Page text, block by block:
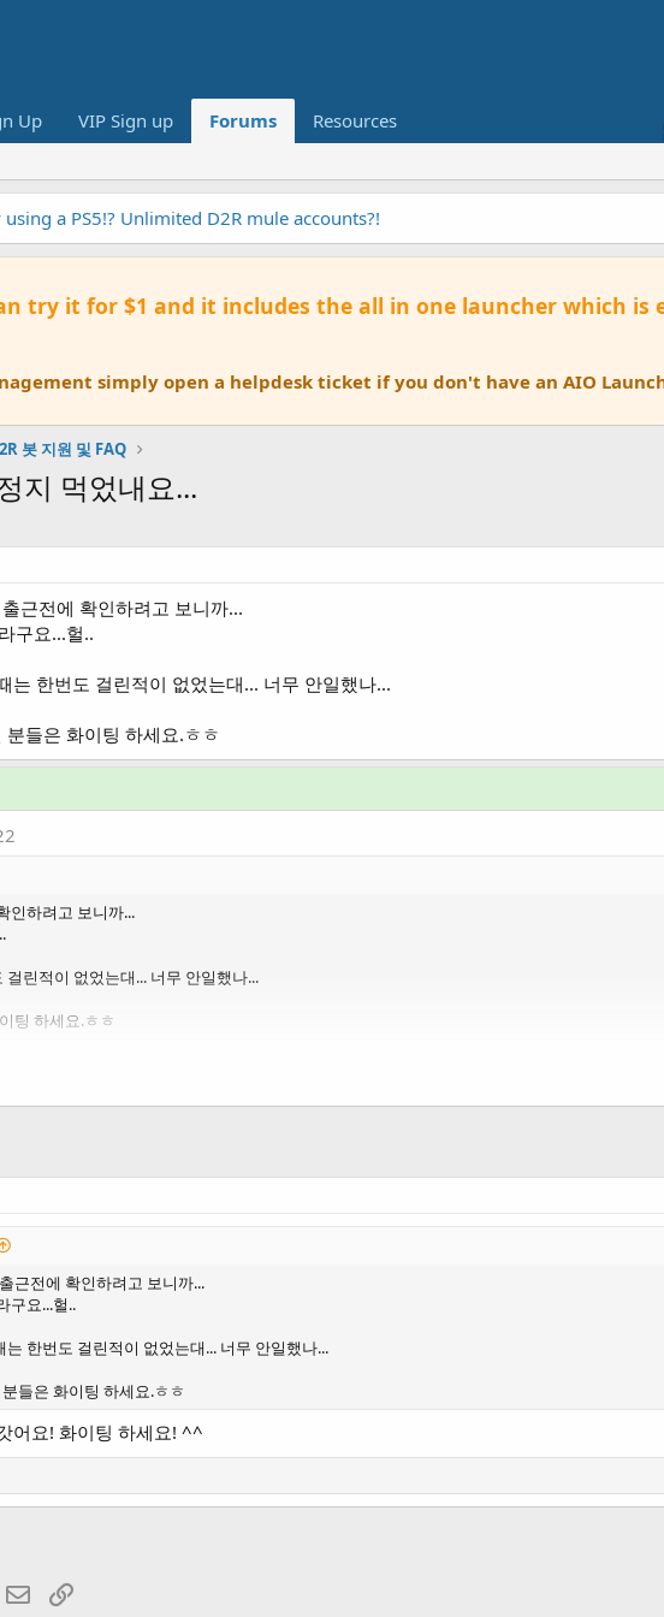
Up VIP Sign up Forums Resources
a PS5!? Unlimited D2R mule accounts?!
try it for $1 and it includes the all in one launcher which
simply open a helpdesk ticket if you don't have an AIO
봇 지원 및 FAQ
지 먹었내요...
근전에 확인하려고 보니까...
구요...헐..
는 한번도 걸린적이 없었는대... 너무 안일했나...
분들은 화이팅 하세요.ㅎㅎ
인하려고 보니까...
린적이 없었는대... 너무 안일했나...
팅 하세요.ㅎㅎ
팅 하세요! ^^
근전에 확인하려고 보니까...
구요...헐..
는 한번도 걸린적이 없었는대... 너무 안일했나...
들은 화이팅 하세요.ㅎㅎ
어요! 화이팅 하세요! ^^
WhatsApp
Email